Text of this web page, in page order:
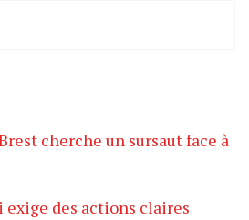
cherche un sursaut face à
des actions claires